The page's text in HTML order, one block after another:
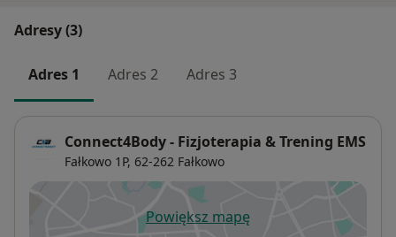
Adresy (3)
Adres 1 Adres 2 Adres 3
Connect4Body - Fizjoterapia & Trening EMS
Fałkowo 1P, 62-262 Fałkowo
Powiększ mapęotwiera się w nowej karcie